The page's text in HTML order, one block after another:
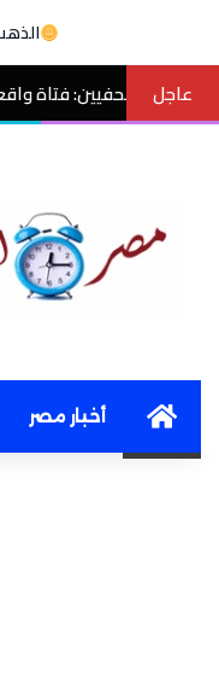
عاجلأوبر ليست صحفية..
Homeأخبار مصر